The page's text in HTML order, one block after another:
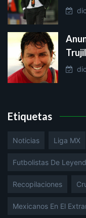
Etiquetas
Noticias Liga MX
Futbolistas De
Recopilaciones
Mexicanos En El